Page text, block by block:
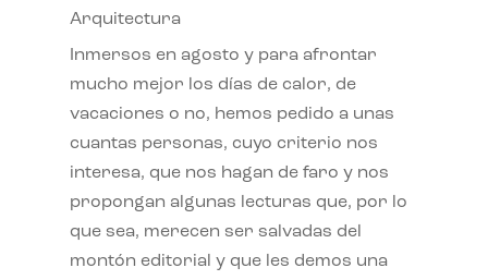
Arquitectura
Inmersos en agosto y para afrontar
mucho mejor los días de calor, de
vacaciones o no, hemos pedido a unas
cuantas personas, cuyo criterio nos
interesa, que nos hagan de faro y nos
propongan algunas lecturas que, por lo
que sea, merecen ser salvadas del
montón editorial y que les demos una